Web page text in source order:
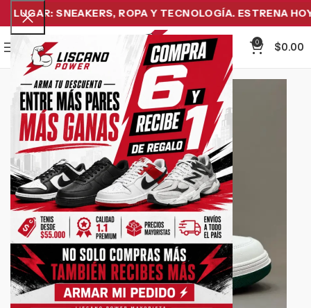
SNEAKERS, ROPA Y TECNOLOGÍA. ESTRENA HOY
Menu
0
$0.00
-25%